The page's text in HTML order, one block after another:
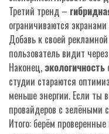
Третий тренд –
ограничиваются
Добавь к своей
пользователь видит
Наконец, экологичность
студии стараются
меньше энергии. Если ты
провайдеров с зелёными
Итого: берём